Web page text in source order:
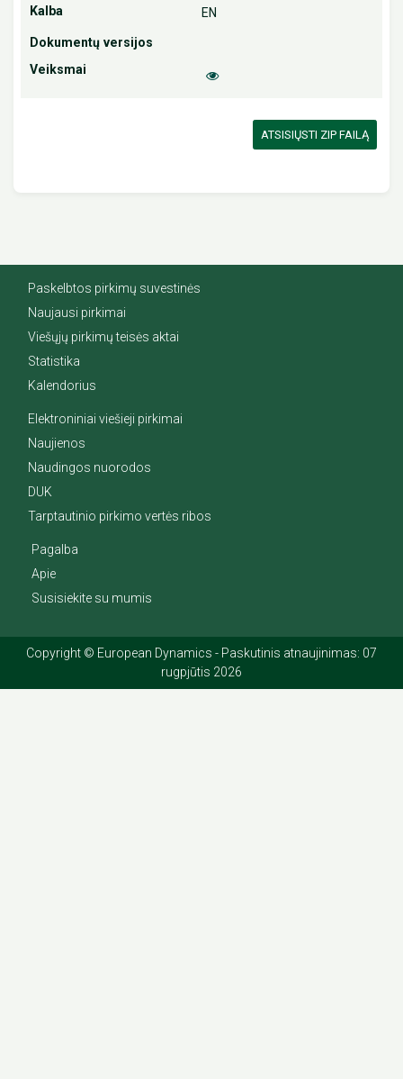
EN
ATSISIŲSTI ZIP FAILĄ
Paskelbtos pirkimų suvestinės
Naujausi pirkimai
Viešųjų pirkimų teisės aktai
Statistika
Kalendorius
Elektroniniai viešieji pirkimai
Naujienos
Naudingos nuorodos
DUK
Tarptautinio pirkimo vertės ribos
Pagalba
Apie
Susisiekite su mumis
Copyright © European Dynamics - Paskutinis atnaujinimas: 07
rugpjūtis 2026